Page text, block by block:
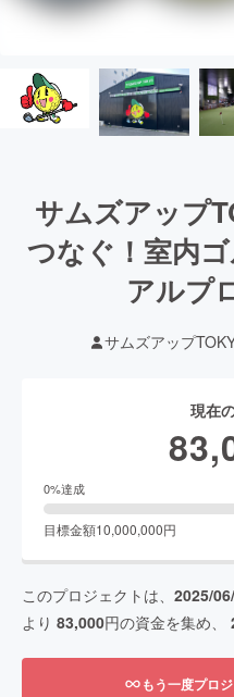
サムズアップ
つなぐ！室内
アルプ
サムズアップ
現在
0%達成
目標金額10,000,000円
このプロジェクトは、 2025/
より 83,000円の資金を集め、
もう一度プロ